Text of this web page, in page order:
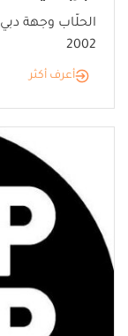
الحلّاب وجهة دبي
2002
أعرف أكثر